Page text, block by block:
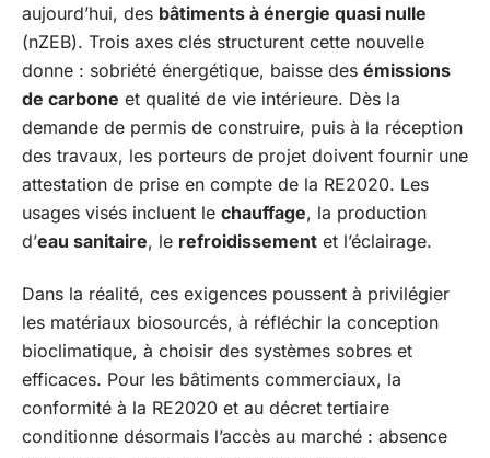
aujourd’hui, des bâtiments à énergie quasi nulle
(nZEB). Trois axes clés structurent cette nouvelle
donne : sobriété énergétique, baisse des émissions
de carbone et qualité de vie intérieure. Dès la
demande de permis de construire, puis à la réception
des travaux, les porteurs de projet doivent fournir une
attestation de prise en compte de la RE2020. Les
usages visés incluent le chauffage, la production
d’eau sanitaire, le refroidissement et l’éclairage.
Dans la réalité, ces exigences poussent à privilégier
les matériaux biosourcés, à réfléchir la conception
bioclimatique, à choisir des systèmes sobres et
efficaces. Pour les bâtiments commerciaux, la
conformité à la RE2020 et au décret tertiaire
conditionne désormais l’accès au marché : absence